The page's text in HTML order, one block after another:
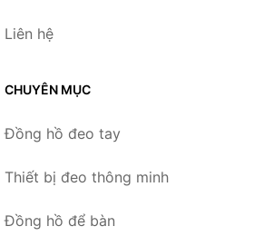
Liên hệ
CHUYÊN MỤC
Đồng hồ đeo tay
Thiết bị đeo thông minh
Đồng hồ để bàn